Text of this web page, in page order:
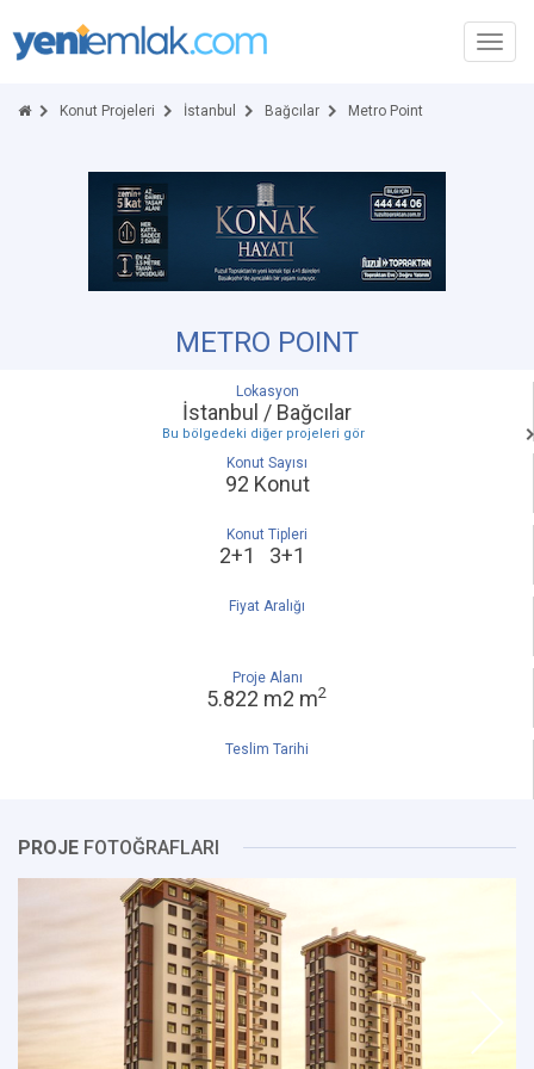
Konut Projeleri İstanbul Bağcılar Metro Point
METRO POINT
Lokasyon
İstanbul / Bağcılar
Bu bölgedeki diğer projeleri gör
Konut Sayısı
92 Konut
Konut Tipleri
2+1 3+1
Fiyat Aralığı
Proje Alanı
5.822 m2 m2
Teslim Tarihi
PROJE FOTOĞRAFLARI